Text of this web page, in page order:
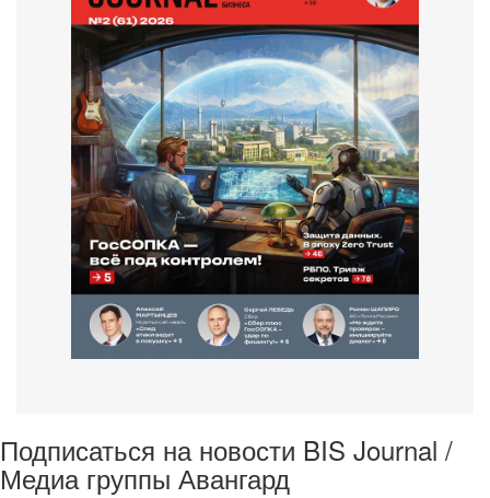
Подписаться на новости BIS Journal /
Медиа группы Авангард